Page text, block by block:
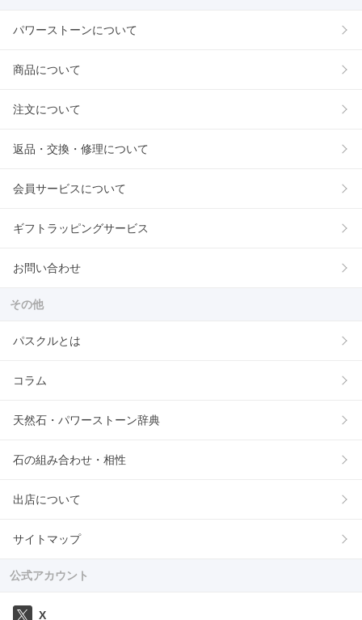
パワーストーンについて
商品について
注文について
返品・交換・修理について
会員サービスについて
ギフトラッピングサービス
お問い合わせ
その他
パスクルとは
コラム
天然石・パワーストーン辞典
石の組み合わせ・相性
出店について
サイトマップ
公式アカウント
X